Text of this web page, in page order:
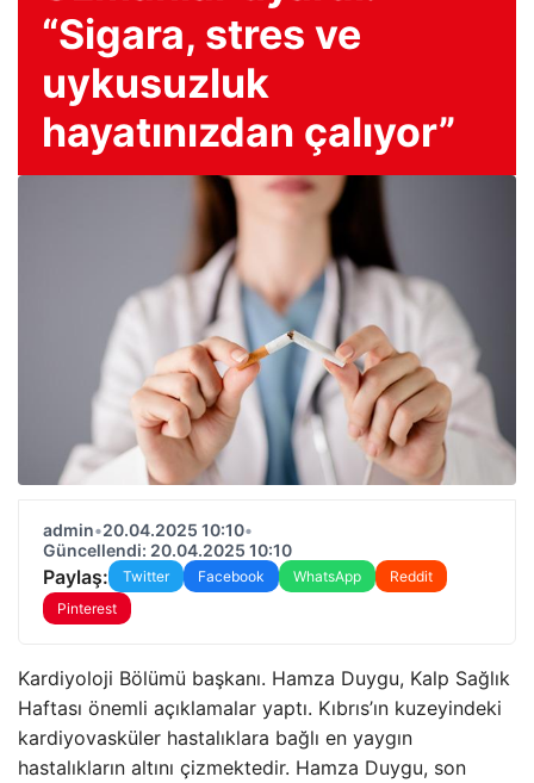
“Sigara, stres ve
uykusuzluk
hayatınızdan çalıyor”
admin•20.04.2025 10:10•
Güncellendi: 20.04.2025 10:10
Paylaş: Twitter Facebook WhatsApp
Reddit
Pinterest
Kardiyoloji Bölümü başkanı. Hamza Duygu, Kalp Sağlık
Haftası önemli açıklamalar yaptı. Kıbrıs’ın kuzeyindeki
kardiyovasküler hastalıklara bağlı en yaygın
hastalıkların altını çizmektedir. Hamza Duygu, son